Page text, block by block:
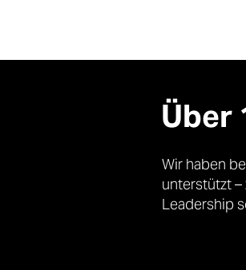
Über
Wir haben
unterstützt
Leadership